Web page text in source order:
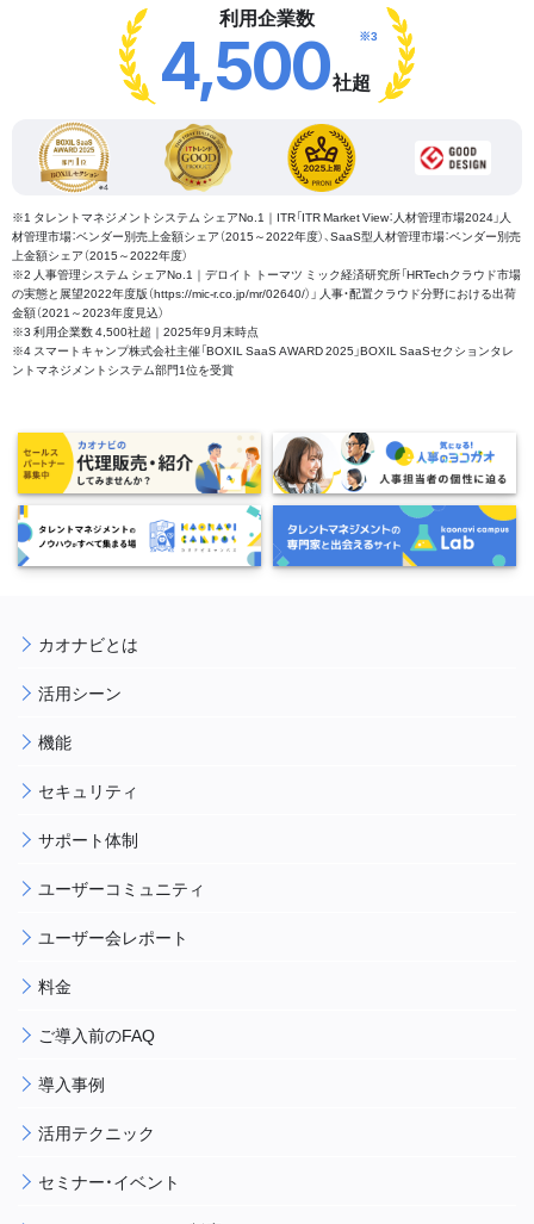
利用企業数
4,500社超
※3
※1 タレントマネジメントシステム シェアNo.1｜ITR「ITR Market View：人材管理市場2024」人
材管理市場：ベンダー別売上金額シェア（2015～2022年度）、SaaS型人材管理市場：ベンダー別売
上金額シェア（2015～2022年度）
※2 人事管理システム シェアNo.1｜デロイト トーマツ ミック経済研究所「HRTechクラウド市場
の実態と展望2022年度版（https://mic-r.co.jp/mr/02640/）」 人事・配置クラウド分野における出荷
金額（2021～2023年度見込）
※3 利用企業数 4,500社超｜2025年9月末時点
※4 スマートキャンプ株式会社主催「BOXIL SaaS AWARD 2025」BOXIL SaaSセクションタレ
ントマネジメントシステム部門1位を受賞
カオナビとは
活用シーン
機能
セキュリティ
サポート体制
ユーザーコミュニティ
ユーザー会レポート
料金
ご導入前のFAQ
導入事例
活用テクニック
セミナー・イベント